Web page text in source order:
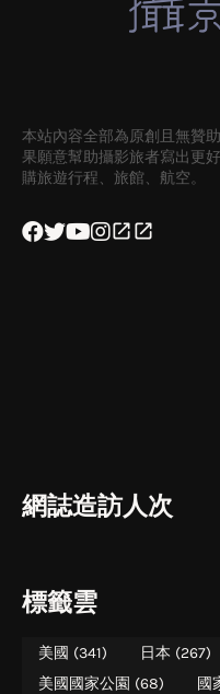
本站內容全部為原創且無贊
果願意幫助攝影旅者寫出更
購旅遊行程、旅館、航空。
網誌造訪人次
標籤雲
美國 (341) 日本 (267)
美國國家公園 (68) 國